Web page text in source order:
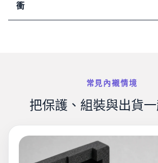
衝
常見內襯情境
把保護、組裝與出貨